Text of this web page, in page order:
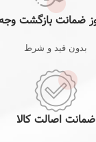
بدون قید و شرط
ضمانت اصالت کالا